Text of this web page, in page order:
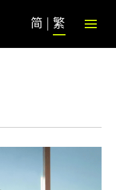
简 繁